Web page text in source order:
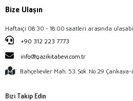
Bize Ulaşın
Haftaiçi 08:30 - 18:00 saatleri arasında
+90 312 223 7773
info@gazikitabevi.com.tr
Bahçelievler Mah. 53. Sok. No:29
Bizi Takip Edin